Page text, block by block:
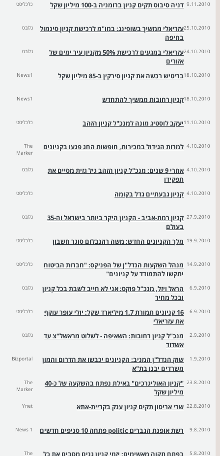
9.11.2010 דניה סיבוס תקים קניון ברומניה ב-100 מיליון שקל כלכליסט
25.10.2010עזריאלי ממשיך בשופינג: במו"מ לרכישת קניון סינמול
בחיפה
גלובס
24.10.2010
עזריאלי במגעים לרכישת 50% מקניון עיר ימים של
אזורים
גלובס
18.10.2010בריטיש רכשה את קניון סירקין ב-85 מיליון שקל News1
18.10.2010קניון רחובות ממשיך להתחדש News1
11.10.2010יעקב לוסטיג מונה למנכ"ל קניון הזהב כלכליסט
4.10.2010 למרות הגידול במכירות, חופשות החג פגעו בקניונים
The
Marker
4.10.2010
אחרי 9 שנים: מנכ"ל קניון הזהב גיל גזית מסיים את
תפקידו
גלובס
4.10.2010 קניון גבעתיים גדל בקומה כלכליסט
27.9.2010
קניון רמת-אביב - הקניון היקר ביותר בישראל וה-35
בעולם
גלובס
19.9.2010 מלך הקניונים החדש: משה רוזנבלום סוגר חשבון כלכליסט
14.9.2010 מנהל השקעות הנדל"ן של הפניקס: "חברות הביטוח
יתקשו להתמודד על קניונים"
כלכליסט
6.9.2010
הראל ויזל, מנכ"ל פוקס: אני לא חייב לשבת בכל קניון
ובכל מחיר
גלובס
6.9.2010
16 קניונים תמורת 1.7 מיליארד שקל: יולי עופר עוקף
את עזריאלי
כלכליסט
2.9.2010
מנכ"ל קניון רחובות: השאיפה - לשלוט מראשל"צ עד
אשדוד
גלובס
1.9.2010
שוק הנדל"ן המניב: הקניונים יכבשו את הדרום והמון
משרדים יבנו בת"א
Bizportal
23.8.2010
"קניון האוליגרכים" באילת נפתח בהשקעה של כ-40
מיליון שקל
The
Marker
22.8.2010 שרי אריסון תקים קניון ענק בקריית-אתא Ynet
9.8.2010 רשת אופנת הגברים politic פתחה 10 סניפים חדשים News 1
5.8.2010
בפתח תקוה מאשימים: יזמי קניון גנים מסבים את כל
The